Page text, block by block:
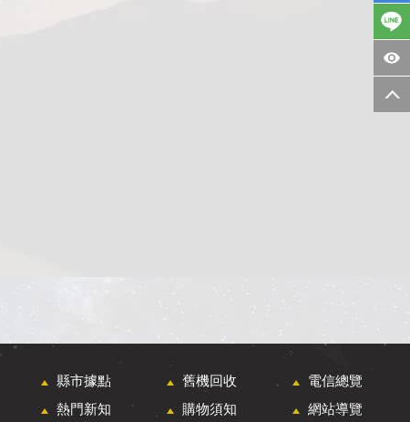
縣市據點 舊機回收
電信總覽
熱門新知 購物須知 網站導覽